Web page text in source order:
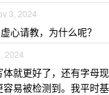
3, 2024
心请教，为什么呢？
2024
就更好了，还有字母
易被检测到。我平时